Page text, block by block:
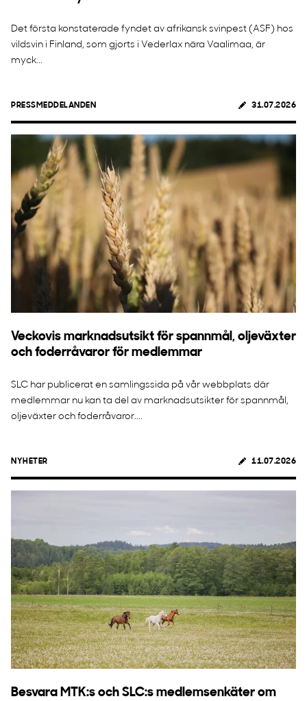
Det första konstaterade fyndet av afrikansk svinpest (ASF) hos
vildsvin i Finland, som gjorts i Vederlax nära Vaalimaa, är
myck...
PRESSMEDDELANDEN 31.07.2026
Veckovis marknadsutsikt för spannmål, oljeväxter
och foderråvaror för medlemmar
SLC har publicerat en samlingssida på vår webbplats där
medlemmar nu kan ta del av marknadsutsikter för spannmål,
oljeväxter och foderråvaror....
NYHETER 11.07.2026
Besvara MTK:s och SLC:s medlemsenkäter om